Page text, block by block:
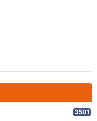
3501